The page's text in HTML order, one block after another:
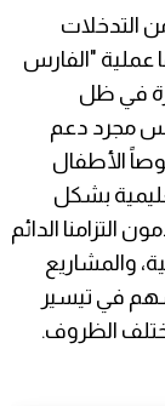
التدخلات
عملية "الفارس
غزة في ظل
ليس مجرد دعم
الأطفال
بشكل
الدائم
والمشاريع
في تيسير
الظروف.